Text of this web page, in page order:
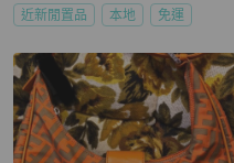
近新閒置品 本地 免運